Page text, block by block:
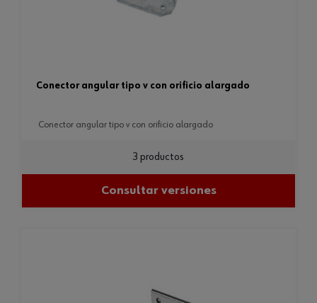
conector angular tipo v con orificio alargado
conector angular tipo v con orificio alargado
3 productos
Consultar versiones